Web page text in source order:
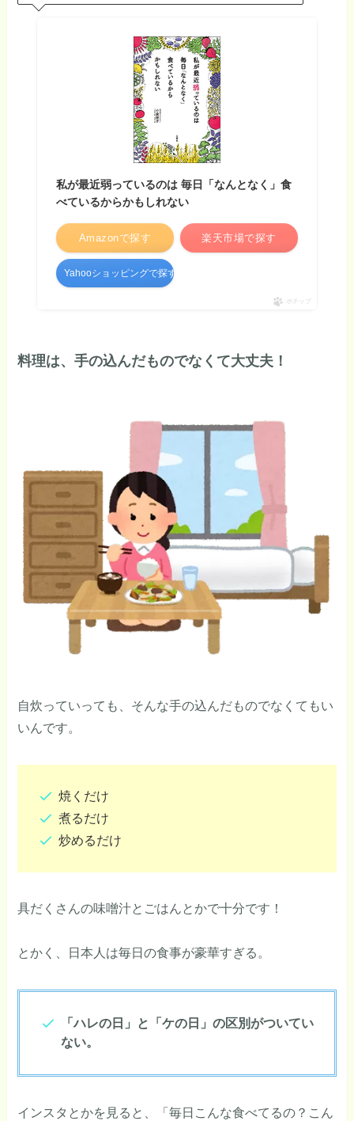
私が最近弱っているのは 毎日「なんとなく」食
べているからかもしれない
Amazonで探す 楽天市場で探す
Yahooショッピングで探す
ポチップ
料理は、手の込んだものでなくて大丈夫！
自炊っていっても、そんな手の込んだものでなくてもい
いんです。
焼くだけ
煮るだけ
炒めるだけ
具だくさんの味噌汁とごはんとかで十分です！
とかく、日本人は毎日の食事が豪華すぎる。
「ハレの日」と「ケの日」の区別がついてい
ない。
インスタとかを見ると、「毎日こんな食べてるの？こん